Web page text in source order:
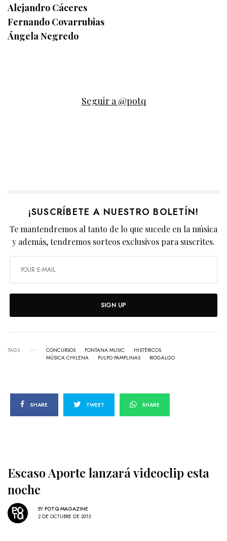
Alejandro Cáceres
Fernando Covarrubias
Ángela Negredo
Seguir a @potq
¡SUSCRÍBETE A NUESTRO BOLETÍN!
Te mantendremos al tanto de lo que sucede en la música
y además, tendremos sorteos exclusivos para suscrites.
SIGN UP
TAGS CONCURSOS FONTANA MUSIC
HISTÉRICOS
MÚSICA CHILENA
PULPO PAMPLINAS RIOGALGO
SHARE TWEET SHARE
Escaso Aporte lanzará videoclip esta
noche
BY POTQ MAGAZINE
2 DE OCTUBRE DE 2013